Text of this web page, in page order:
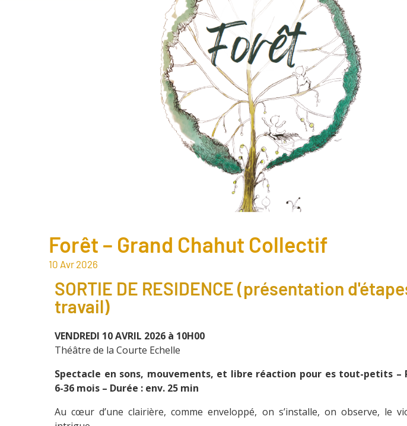
Forêt – Grand Chahut Collectif
10 Avr 2026
SORTIE DE RESIDENCE (présentation
travail)
VENDREDI 10 AVRIL 2026 à 10H00
Théâtre de la Courte Echelle
Spectacle en sons, mouvements, et libre réaction pour es tout-petits –
6-36 mois – Durée : env. 25 min
Au cœur d’une clairière, comme enveloppé, on s’installe, on observe, le